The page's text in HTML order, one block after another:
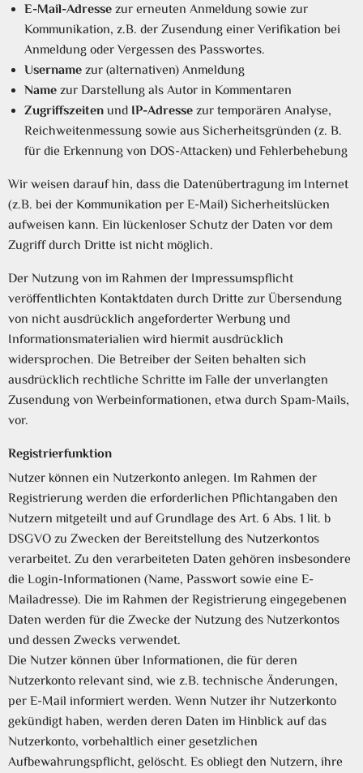
E-Mail-Adresse zur erneuten Anmeldung sowie zur
Kommunikation, z.B. der Zusendung einer Verifikation bei
Anmeldung oder Vergessen des Passwortes.
Username zur (alternativen) Anmeldung
Name zur Darstellung als Autor in Kommentaren
Zugriffszeiten und IP-Adresse zur temporären Analyse,
Reichweitenmessung sowie aus Sicherheitsgründen (z. B.
für die Erkennung von DOS-Attacken) und Fehlerbehebung
Wir weisen darauf hin, dass die Datenübertragung im Internet
(z.B. bei der Kommunikation per E-Mail) Sicherheitslücken
aufweisen kann. Ein lückenloser Schutz der Daten vor dem
Zugriff durch Dritte ist nicht möglich.
Der Nutzung von im Rahmen der Impressumspflicht
veröffentlichten Kontaktdaten durch Dritte zur Übersendung
von nicht ausdrücklich angeforderter Werbung und
Informationsmaterialien wird hiermit ausdrücklich
widersprochen. Die Betreiber der Seiten behalten sich
ausdrücklich rechtliche Schritte im Falle der unverlangten
Zusendung von Werbeinformationen, etwa durch Spam-Mails,
vor.
Registrierfunktion
Nutzer können ein Nutzerkonto anlegen. Im Rahmen der
Registrierung werden die erforderlichen Pflichtangaben den
Nutzern mitgeteilt und auf Grundlage des Art. 6 Abs. 1 lit. b
DSGVO zu Zwecken der Bereitstellung des Nutzerkontos
verarbeitet. Zu den verarbeiteten Daten gehören insbesondere
die Login-Informationen (Name, Passwort sowie eine E-
Mailadresse). Die im Rahmen der Registrierung eingegebenen
Daten werden für die Zwecke der Nutzung des Nutzerkontos
und dessen Zwecks verwendet.
Die Nutzer können über Informationen, die für deren
Nutzerkonto relevant sind, wie z.B. technische Änderungen,
per E-Mail informiert werden. Wenn Nutzer ihr Nutzerkonto
gekündigt haben, werden deren Daten im Hinblick auf das
Nutzerkonto, vorbehaltlich einer gesetzlichen
Aufbewahrungspflicht, gelöscht. Es obliegt den Nutzern, ihre